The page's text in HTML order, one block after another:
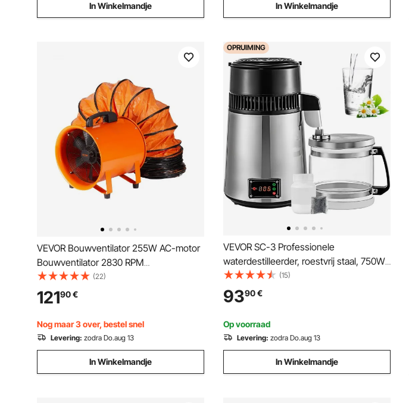
In Winkelmandje In Winkelmandje
VEVOR Bouwventilator 255W AC-motor
Bouwventilator 2830 RPM
Bouwventilator Ventilator 1720 CFM
(2922 m3/h) Axiale ventilator met 10 m
slang Axiale ventilator 79 dB
geluidsniveau Industriële ventilator
(22)
12190€
Nog maar 3 over, bestel snel
Levering: zodra Do.aug 13
In Winkelmandje
OPRUIMING
VEVOR SC-3 Professionele
waterdestilleerder, roestvrij staal, 750W
vermogen en 4L capaciteit, voor
laboratoria, ziekenhuizen en kantoren,
destillatie-efficiëntie 1L/u
(15)
9390€
Op voorraad
Levering: zodra Do.aug 13
In Winkelmandje